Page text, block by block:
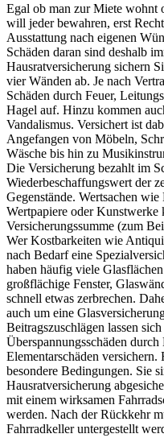
Egal ob man zur Miete wohnt
will jeder bewahren, erst
Ausstattung nach eigenen
Schäden daran sind deshalb
Hausratversicherung sichern
vier Wänden ab. Je nach
Schäden durch Feuer,
Hagel auf. Hinzu kommen
Vandalismus. Versichert ist
Angefangen von Möbeln,
Wäsche bis hin zu
Die Versicherung bezahlt im
Wiederbeschaffungswert der
Gegenstände. Wertsachen
Wertpapiere oder
Versicherungssumme (zum
Wer Kostbarkeiten wie
nach Bedarf eine
haben häufig viele
großflächige Fenster,
schnell etwas zerbrechen.
auch um eine
Beitragszuschlägen lassen
Überspannungsschäden
Elementarschäden
besondere Bedingungen. Sie
Hausratversicherung
mit einem wirksamen
werden. Nach der Rückkehr
Fahrradkeller untergestellt